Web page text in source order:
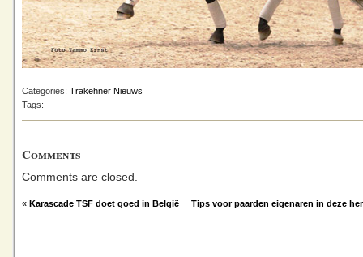
Categories: Trakehner Nieuws
Tags:
Comments
Comments are closed.
« Karascade TSF doet goed in België Tips voor paarden eigenaren in deze